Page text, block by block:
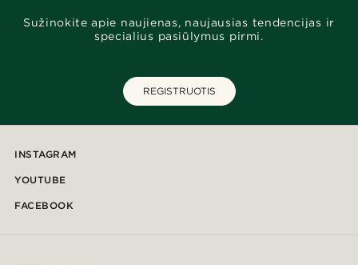
Sužinokite apie naujienas, naujausias tendencijas ir
specialius pasiūlymus pirmi.
REGISTRUOTIS
INSTAGRAM
YOUTUBE
FACEBOOK